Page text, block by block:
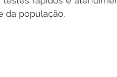
da população.